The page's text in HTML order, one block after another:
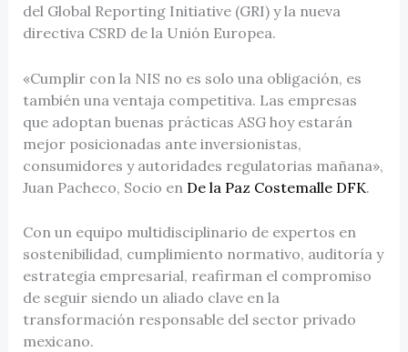
del Global Reporting Initiative (GRI) y la nueva
directiva CSRD de la Unión Europea.
«Cumplir con la NIS no es solo una obligación, es
también una ventaja competitiva. Las empresas
que adoptan buenas prácticas ASG hoy estarán
mejor posicionadas ante inversionistas,
consumidores y autoridades regulatorias mañana»,
Juan Pacheco, Socio en De la Paz Costemalle DFK.
Con un equipo multidisciplinario de expertos en
sostenibilidad, cumplimiento normativo, auditoría y
estrategia empresarial, reafirman el compromiso
de seguir siendo un aliado clave en la
transformación responsable del sector privado
mexicano.